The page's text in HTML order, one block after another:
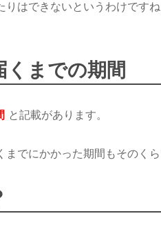
りはできないというわけです
までの期間
と記載があります。
でにかかった期間もそのくら